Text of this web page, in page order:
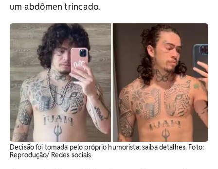
um abdômen trincado.
Decisão foi tomada pelo próprio humorista; saiba detalhes. Foto:
Reprodução/ Redes sociais